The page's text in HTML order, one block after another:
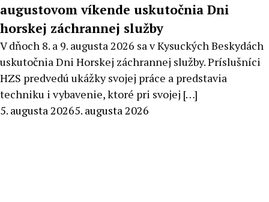
augustovom víkende uskutočnia Dni
horskej záchrannej služby
V dňoch 8. a 9. augusta 2026 sa v Kysuckých Beskydách
uskutočnia Dni Horskej záchrannej služby. Príslušníci
HZS predvedú ukážky svojej práce a predstavia
techniku i vybavenie, ktoré pri svojej […]
By
5. augusta 20265. augusta 2026